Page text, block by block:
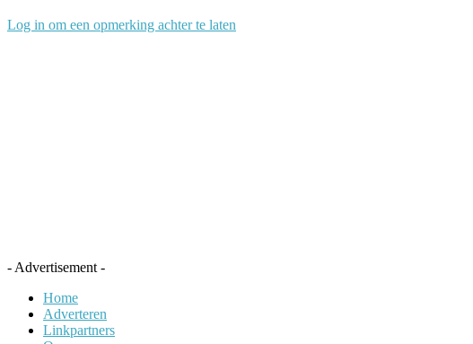
Log in om een opmerking achter te laten
- Advertisement -
Home
Adverteren
Linkpartners